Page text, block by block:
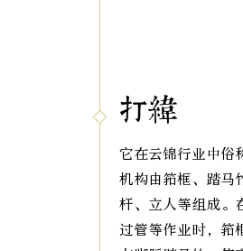
打纬
它在云锦行业中
机构由筘框、踏马
杆、立人等组成。
过管等作业时，筘